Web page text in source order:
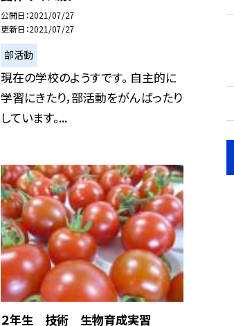
公開日 2021/07/27
更新日 2021/07/27
部活動
現在の学校のようすです。 自主的に
学習にきたり，部活動をがんばったり
しています。...
２年生 技術 生物育成実習